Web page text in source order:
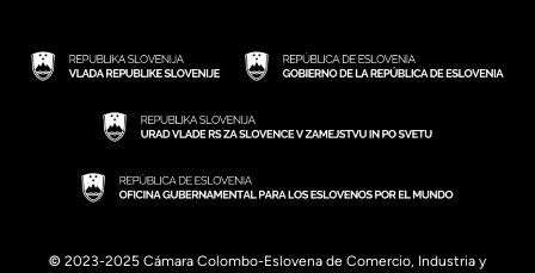
© 2023-2025 Cámara Colombo-Eslovena de Comercio, Industria y